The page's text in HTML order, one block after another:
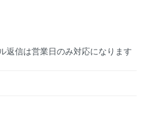
返信は営業日のみ対応になります